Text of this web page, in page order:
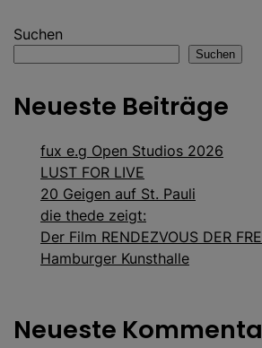
Suchen
Suchen
Neueste Beiträge
fux e.g Open Studios 2026
LUST FOR LIVE
20 Geigen auf St. Pauli
die thede zeigt:
Der Film RENDEZVOUS DER
Hamburger Kunsthalle
Neueste